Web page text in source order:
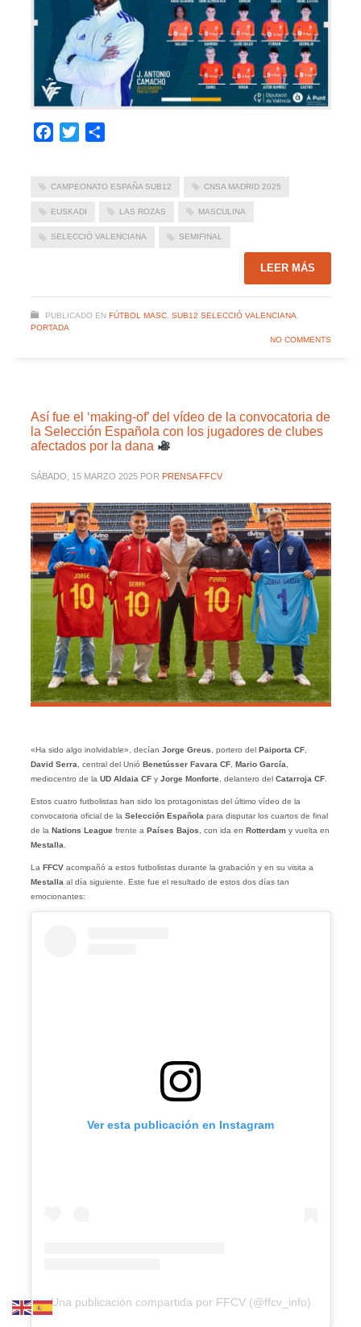
Facebook
Twitter
CAMPEONATO ESPAÑA SUB12 CNSA MADRID 2025
EUSKADI LAS ROZAS MASCULINA
SELECCIÓ VALENCIANA SEMIFINAL
LEER MÁS
PUBLICADO EN FÚTBOL MASC. SUB12 SELECCIÓ VALENCIANA
PORTADA
NO COMMENTS
Así fue el ‘making-of’ del vídeo de la convocatoria de
la Selección Española con los jugadores de clubes
afectados por la dana
SÁBADO, 15 MARZO 2025 POR PRENSA FFCV
«Ha sido algo inolvidable», decían Jorge Greus, portero del Paiporta CF,
David Serra, central del Unió Benetússer Favara CF, Mario García,
mediocentro de la UD Aldaia CFy Jorge Monforte, delantero del Catarroja CF.
Estos cuatro futbolistas han sido los protagonistas del último vídeo de la
convocatoria oficial de la Selección Españolapara disputar los cuartos de final
de la Nations Leaguefrente a Países Bajos, con ida en Rotterdamy vuelta en
Mestalla.
La FFCVacompañó a estos futbolistas durante la grabación y en su visita a
Mestallaal día siguiente. Este fue el resultado de estos dos días tan
emocionantes:
Ver esta publicación en Instagram
Una publicación compartida por FFCV (@ffcv_info)